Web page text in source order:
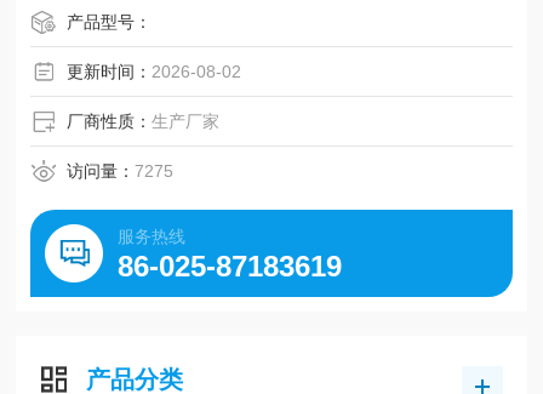
医药标准
产品型号：
更新时间： 2026-08-02
厂商性质：生产厂家
访问量：7275
服务热线
86-025-87183619
产品分类